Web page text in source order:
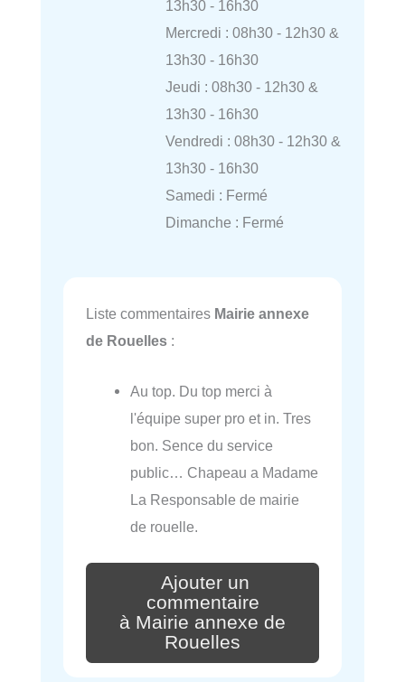
13h30 - 16h30
Mercredi : 08h30 - 12h30 &
13h30 - 16h30
Jeudi : 08h30 - 12h30 &
13h30 - 16h30
Vendredi : 08h30 - 12h30 &
13h30 - 16h30
Samedi : Fermé
Dimanche : Fermé
Liste commentaires Mairie annexe
de Rouelles :
Au top. Du top merci à
l'équipe super pro et in. Tres
bon. Sence du service
public… Chapeau a Madame
La Responsable de mairie
de rouelle.
Ajouter un
commentaire
à Mairie annexe de
Rouelles